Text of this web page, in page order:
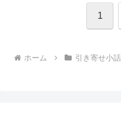
1
ホーム 引き寄せ小話